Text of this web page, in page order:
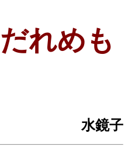
れめも
水鏡子